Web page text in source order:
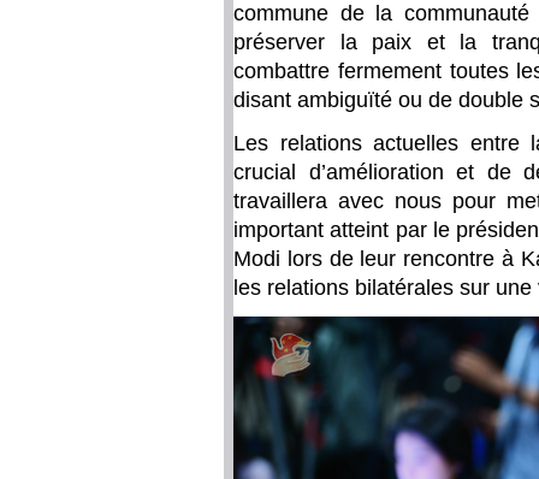
commune de la
préserver la paix et la
combattre fermement toutes
disant ambiguïté ou de double
Les relations actuelles entre
crucial d’amélioration et de
travaillera avec nous pour
important atteint par le
Modi lors de leur rencontre à
les relations bilatérales sur